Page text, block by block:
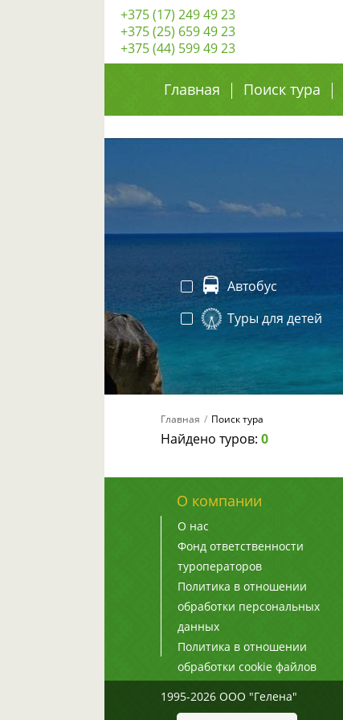
+375 (17) 249 49 23
+375 (25) 659 49 23
+375 (44) 599 49 23
Главная Поиск тура
Автобус
Туры для детей
Главная Поиск тура
Найдено туров: 0
О компании
О нас
Фонд ответственности
туроператоров
Политика в отношении
обработки персональных
данных
Политика в отношении
обработки cookie файлов
1995-2026 ООО "Гелена"